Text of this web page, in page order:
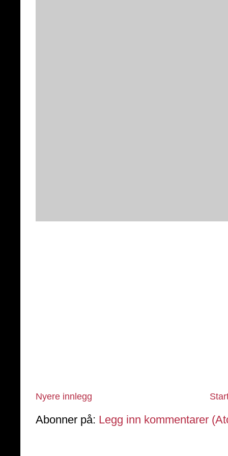
Nyere innlegg
Abonner på: Legg inn kommentarer